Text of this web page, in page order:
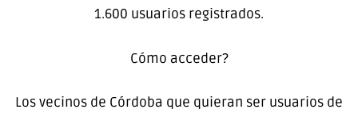
1.600 usuarios registrados.
Cómo acceder?
Los vecinos de Córdoba que quieran ser usuarios de